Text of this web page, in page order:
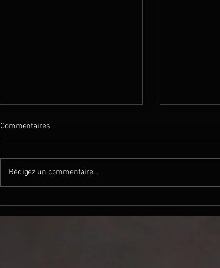
Commentaires
Rédigez un commentaire...